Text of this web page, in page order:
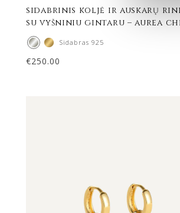
sidabrinis koljė ir auskarų
su vyšniniu gintaru – aurea
Sidabras 925
€250.00